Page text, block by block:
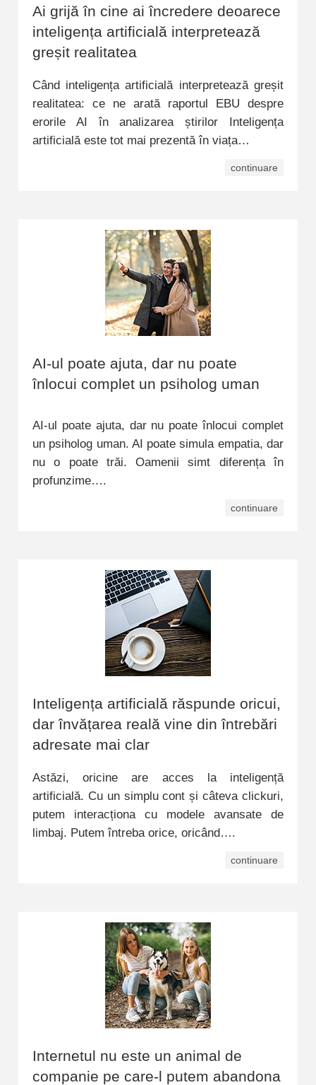
Ai grijă în cine ai încredere deoarece
inteligența artificială interpretează
greșit realitatea
Când inteligența artificială interpretează greșit
realitatea: ce ne arată raportul EBU despre
erorile AI în analizarea știrilor Inteligența
artificială este tot mai prezentă în viața…
continuare
AI-ul poate ajuta, dar nu poate
înlocui complet un psiholog uman
AI-ul poate ajuta, dar nu poate înlocui complet
un psiholog uman. AI poate simula empatia, dar
nu o poate trăi. Oamenii simt diferența în
profunzime….
continuare
Inteligența artificială răspunde oricui,
dar învățarea reală vine din întrebări
adresate mai clar
Astăzi, oricine are acces la inteligență
artificială. Cu un simplu cont și câteva clickuri,
putem interacționa cu modele avansate de
limbaj. Putem întreba orice, oricând….
continuare
Internetul nu este un animal de
companie pe care-l putem abandona